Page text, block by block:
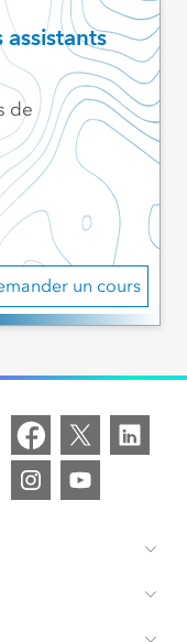
assistants
un cours
de